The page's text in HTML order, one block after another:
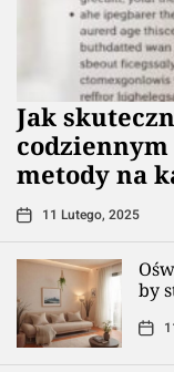
Jak
metody na
11 Lutego, 2025
by